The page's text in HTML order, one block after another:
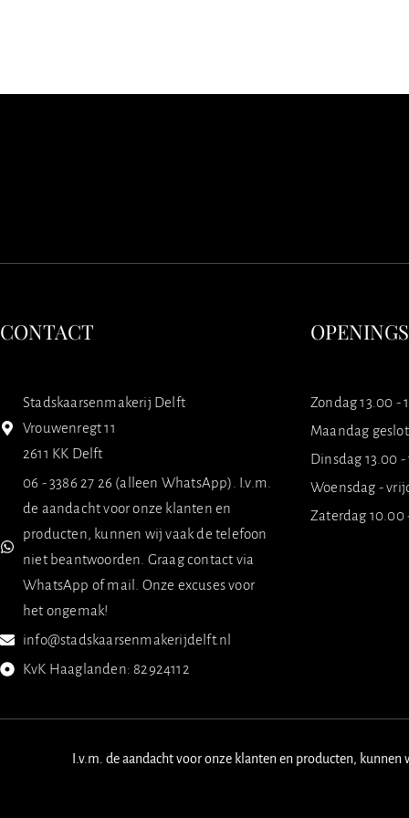
CONTACT
Stadskaarsenmakerij Delft
Vrouwenregt 11
2611 KK Delft
06 - 3386 27 26 (alleen WhatsApp). I.v.m.
de aandacht voor onze klanten en
producten, kunnen wij vaak de telefoon
niet beantwoorden. Graag contact via
WhatsApp of mail. Onze excuses voor
het ongemak!
info@stadskaarsenmakerijdelft.nl
KvK Haaglanden: 82924112
Zondag 13.00 -
Maandag
Dinsdag 13.00 -
Woensdag -
Zaterdag 10.00
I.v.m. de aandacht voor onze klanten en producten,